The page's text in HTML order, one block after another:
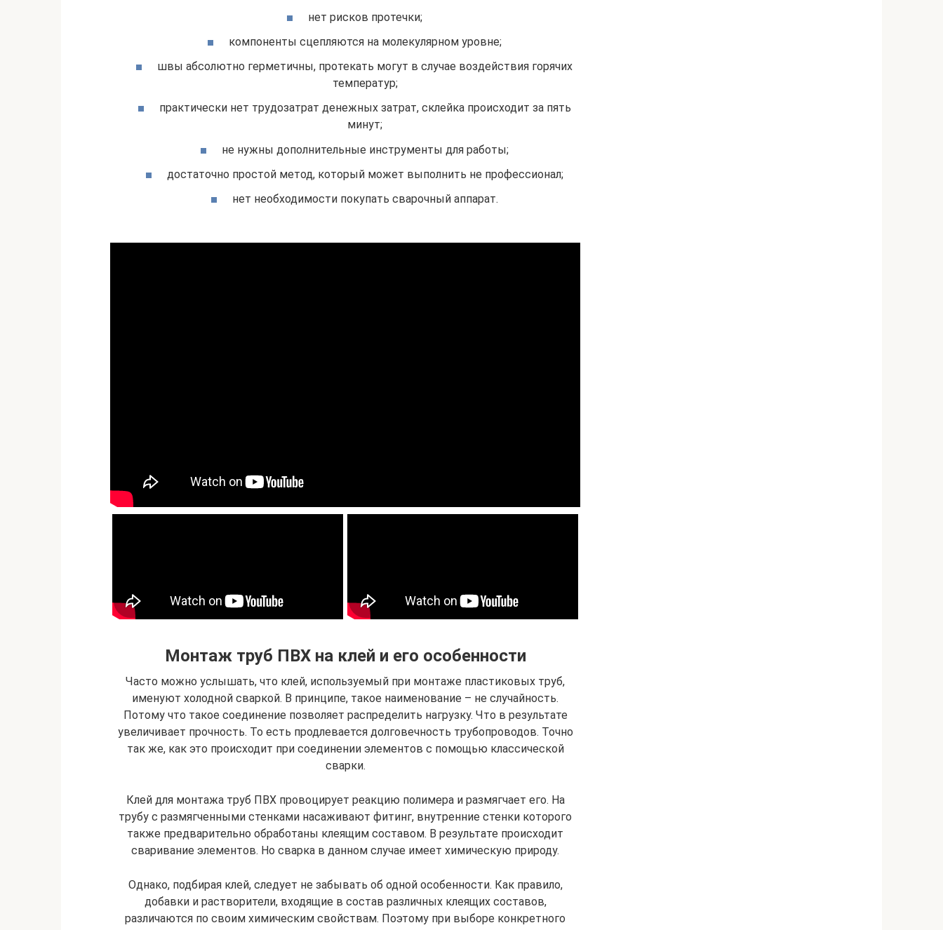
нет рисков протечки;
компоненты сцепляются на молекулярном уровне;
швы абсолютно герметичны, протекать могут в случае воздействия горячих
температур;
практически нет трудозатрат денежных затрат, склейка происходит за пять
минут;
не нужны дополнительные инструменты для работы;
достаточно простой метод, который может выполнить не профессионал;
нет необходимости покупать сварочный аппарат.
Монтаж труб ПВХ на клей и его особенности
Часто можно услышать, что клей, используемый при монтаже пластиковых труб,
именуют холодной сваркой. В принципе, такое наименование – не случайность.
Потому что такое соединение позволяет распределить нагрузку. Что в результате
увеличивает прочность. То есть продлевается долговечность трубопроводов. Точно
так же, как это происходит при соединении элементов с помощью классической
сварки.
Клей для монтажа труб ПВХ провоцирует реакцию полимера и размягчает его. На
трубу с размягченными стенками насаживают фитинг, внутренние стенки которого
также предварительно обработаны клеящим составом. В результате происходит
сваривание элементов. Но сварка в данном случае имеет химическую природу.
Однако, подбирая клей, следует не забывать об одной особенности. Как правило,
добавки и растворители, входящие в состав различных клеящих составов,
различаются по своим химическим свойствам. Поэтому при выборе конкретного